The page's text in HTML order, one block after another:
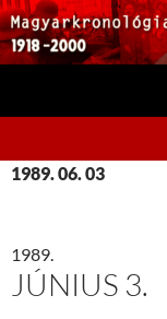
1989. 06. 03
1989.
JÚNIUS 3.